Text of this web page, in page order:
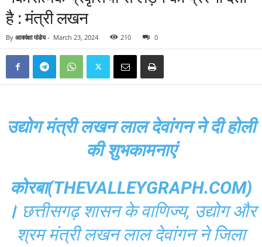
है : मंत्री लखन
By आकांक्षा पांडेय- March 23, 2024 210 0
उद्योग मंत्री लखन लाल देवांगन ने दी होली
की शुभकामनाएं
कोरबा(THEVALLEYGRAPH.COM)
। छत्तीसगढ़ शासन के वाणिज्य, उद्योग और
श्रम मंत्री लखन लाल देवांगन ने जिला